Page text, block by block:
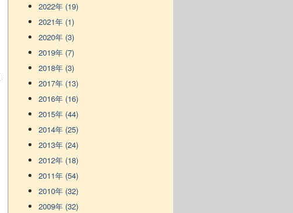
2022年 (19)
2021年 (1)
2020年 (3)
2019年 (7)
2018年 (3)
2017年 (13)
2016年 (16)
2015年 (44)
2014年 (25)
2013年 (24)
2012年 (18)
2011年 (54)
2010年 (32)
2009年 (32)